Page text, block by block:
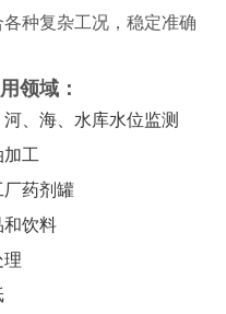
种复杂工况，稳定准确
领域：
、海、水库水位监测
工
药剂罐
饮料